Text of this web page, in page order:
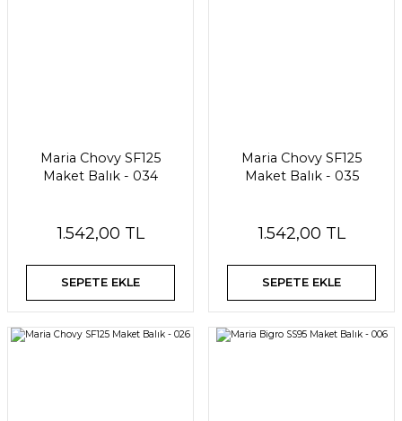
Maria Chovy SF125
Maket Balık - 034
1.542,00 TL
SEPETE EKLE
Maria Chovy SF125
Maket Balık - 035
1.542,00 TL
SEPETE EKLE